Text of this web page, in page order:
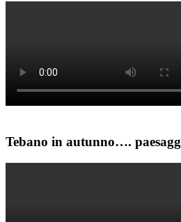
Tebano in autunno….